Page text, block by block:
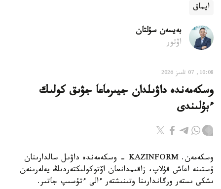
ايماق
بەيسەن سۇلتان
اۆتور
10:08, 07 تامىز 2026
وسكەمەندە داۋىلدان جيىرماعا جۋىق كولىك
ءبۇلىندى
وسكەمەن. KAZINFORM - وسكەمەندە داۋىل سالدارىنان
ۇستىنە اعاش قۇلاپ، زاقىمدانعان اۆتوكولىكتەردىڭ يەلەرىنەن
ىشكى ىستەر ورگاندارىنا وتىنىشتەر ءالى ءتۇسىپ جاتىر.